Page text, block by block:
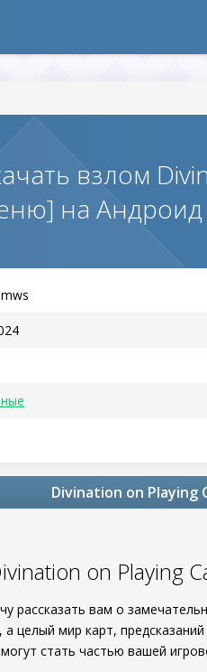
взлом
на Андроид
Divination on Playing
on
рассказать вам о
целый мир карт,
стать частью вашей